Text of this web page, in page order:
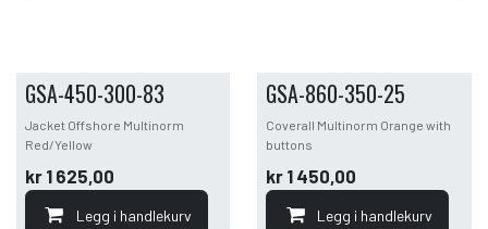
GSA-450-300-83
Jacket Offshore Multinorm
Red/Yellow
kr 1 625,00
Legg i handlekurv
GSA-860-350-25
Coverall Multinorm Orange with
buttons
kr 1 450,00
Legg i handlekurv